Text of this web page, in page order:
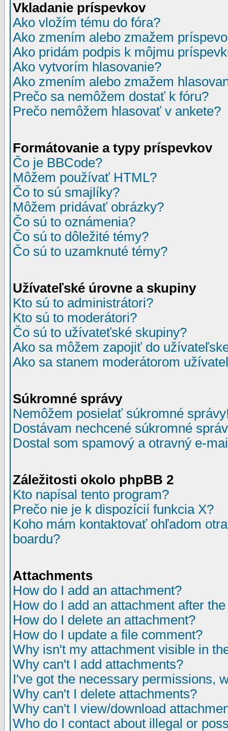
Vkladanie príspevkov
Ako vložím tému do fóra?
Ako zmením alebo zmažem
Ako pridám podpis k môjmu
Ako vytvorím hlasovanie?
Ako zmením alebo zmažem
Prečo sa nemôžem dostať k fóru?
Prečo nemôžem hlasovať v ankete?
Formátovanie a typy príspevkov
Čo je BBCode?
Môžem používať HTML?
Čo to sú smajlíky?
Môžem pridávať obrázky?
Čo sú to oznámenia?
Čo sú to dôležité témy?
Čo sú to uzamknuté témy?
Užívateľské úrovne a skupiny
Kto sú to administrátori?
Kto sú to moderátori?
Čo sú to užívateťské skupiny?
Ako sa môžem zapojiť do
Ako sa stanem moderátorom
Súkromné správy
Nemôžem posielať súkromné
Dostávam nechcené súkromné
Dostal som spamový a otravný e-
Záležitosti okolo phpBB 2
Kto napísal tento program?
Prečo nie je k dispozícií funkcia X?
Koho mám kontaktovať ohľadom
boardu?
Attachments
How do I add an attachment?
How do I add an attachment after
How do I delete an attachment?
How do I update a file comment?
Why isn't my attachment visible in
Why can't I add attachments?
I've got the necessary permissions,
Why can't I delete attachments?
Why can't I view/download
Who do I contact about illegal or